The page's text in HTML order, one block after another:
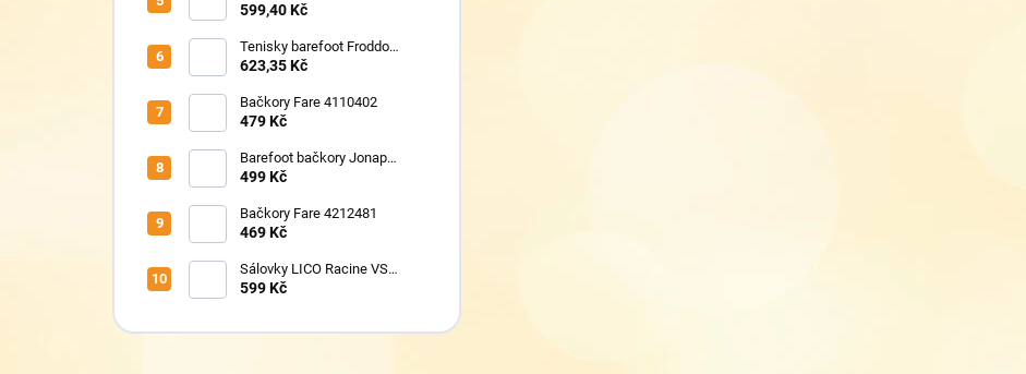
TAFI pink uni
599,40 Kč
Tenisky barefoot Froddo
G1700440-17 Mint
623,35 Kč
Bačkory Fare 4110402
479 Kč
Barefoot bačkory Jonap
Home New fialová kočička
499 Kč
Bačkory Fare 4212481
469 Kč
Sálovky LICO Racine VS
360782
599 Kč